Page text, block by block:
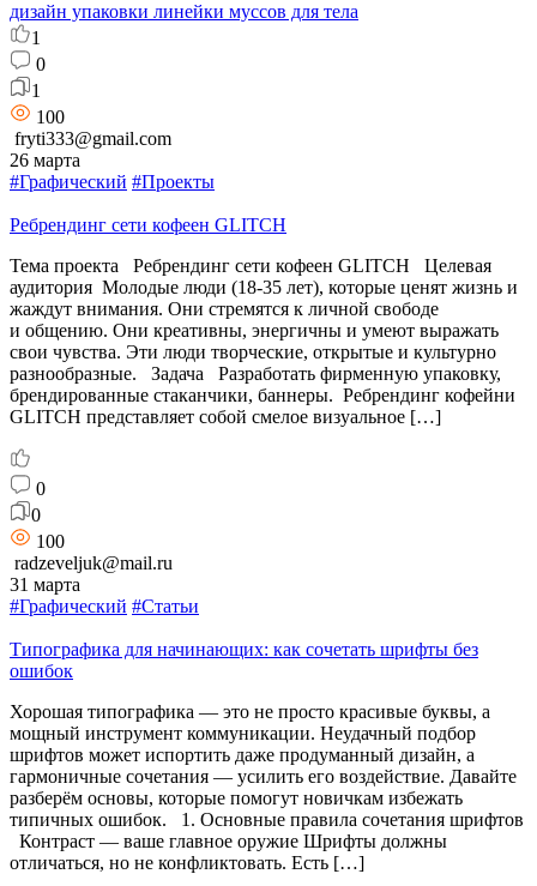
дизайн упаковки линейки муссов для тела
1
0
1
100
fryti333@gmail.com
26 марта
#Графический #Проекты
Ребрендинг сети кофеен GLITCH
Тема проекта Ребрендинг сети кофеен GLITCH Целевая
аудитория Молодые люди (18-35 лет), которые ценят жизнь и
жаждут внимания. Они стремятся к личной свободе
и общению. Они креативны, энергичны и умеют выражать
свои чувства. Эти люди творческие, открытые и культурно
разнообразные. Задача Разработать фирменную упаковку,
брендированные стаканчики, баннеры. Ребрендинг кофейни
GLITCH представляет собой смелое визуальное […]
0
0
100
radzeveljuk@mail.ru
31 марта
#Графический #Статьи
Типографика для начинающих: как сочетать шрифты без
ошибок
Хорошая типографика — это не просто красивые буквы, а
мощный инструмент коммуникации. Неудачный подбор
шрифтов может испортить даже продуманный дизайн, а
гармоничные сочетания — усилить его воздействие. Давайте
разберём основы, которые помогут новичкам избежать
типичных ошибок. 1. Основные правила сочетания шрифтов
Контраст — ваше главное оружие Шрифты должны
отличаться, но не конфликтовать. Есть […]